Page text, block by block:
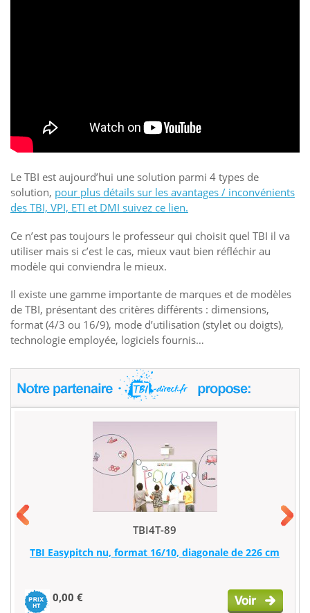
Le TBI est aujourd’hui une solution parmi 4 types de
solution, pour plus détails sur les avantages / inconvénients
des TBI, VPI, ETI et DMI suivez ce lien.
Ce n’est pas toujours le professeur qui choisit quel TBI il va
utiliser mais si c’est le cas, mieux vaut bien réfléchir au
modèle qui conviendra le mieux.
Il existe une gamme importante de marques et de modèles
de TBI, présentant des critères différents : dimensions,
format (4/3 ou 16/9), mode d’utilisation (stylet ou doigts),
technologie employée, logiciels fournis…
TBI4T-89
TBI Easypitch nu, format 16/10, diagonale de 226 cm
0,00 €